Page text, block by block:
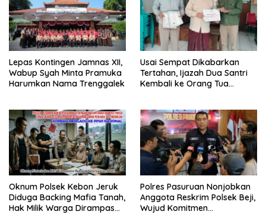
Lepas Kontingen Jamnas XII,
Wabup Syah Minta Pramuka
Harumkan Nama Trenggalek
Usai Sempat Dikabarkan
Tertahan, Ijazah Dua Santri
Kembali ke Orang Tua
Oknum Polsek Kebon Jeruk
Diduga Backing Mafia Tanah,
Hak Milik Warga Dirampas
Polres Pasuruan Nonjobkan
Anggota Reskrim Polsek Beji,
Wujud Komitmen